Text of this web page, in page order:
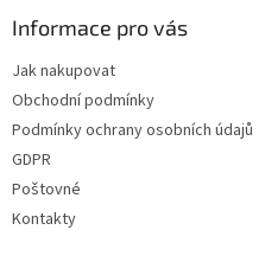
Informace pro vás
Jak nakupovat
Obchodní podmínky
Podmínky ochrany osobních údajů
GDPR
Poštovné
Kontakty